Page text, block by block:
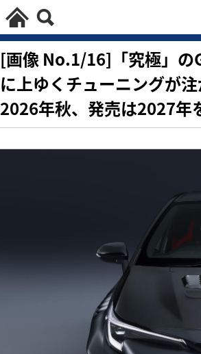
[画像 No.1/16]「究極」の
に上ゆくチューニングが
2026年秋、発売は2027年